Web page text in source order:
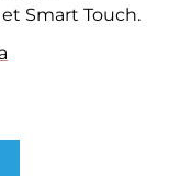
Smart Touch.